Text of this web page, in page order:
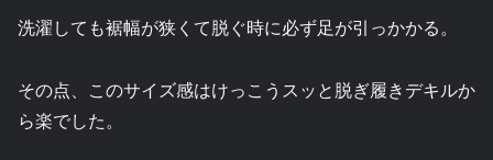
洗濯しても裾幅が狭くて脱ぐ時に必ず足が引っかかる。
その点、このサイズ感はけっこうスッと脱ぎ履きデキルか
ら楽でした。